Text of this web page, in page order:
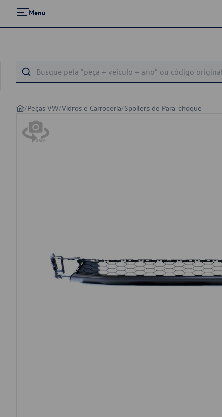
Menu
/Peças VW/Vidros e Carroceria/Spoilers de Para-choque